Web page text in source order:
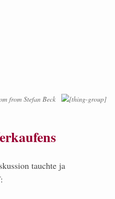
from Stefan Beck
tauchte ja